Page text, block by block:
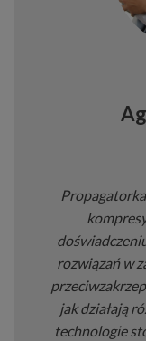
rozwiązań w
jak działają
technologie